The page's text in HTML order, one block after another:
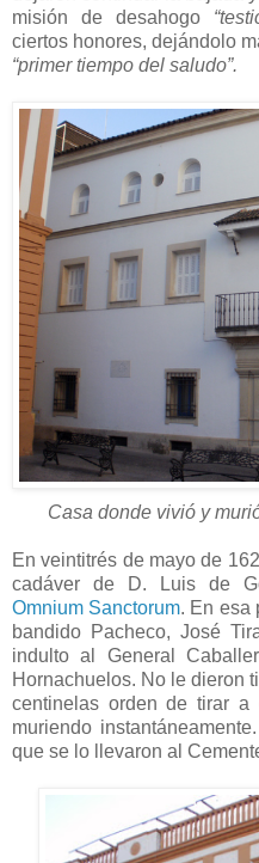
misión de desahogo
ciertos honores, dejándolo
“primer tiempo del saludo”.
Casa donde vivió y
En veintitrés de mayo de
cadáver de D. Luis de
Omnium Sanctorum. En esa
bandido Pacheco, José
indulto al General
Hornachuelos. No le dieron
centinelas orden de tirar
muriendo
que se lo llevaron al